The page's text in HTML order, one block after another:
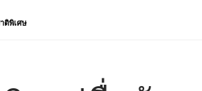
ติพิเศษ